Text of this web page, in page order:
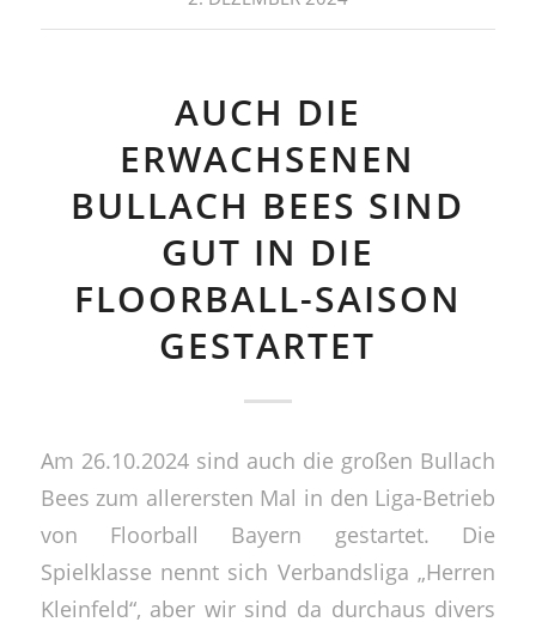
AUCH DIE
ERWACHSENEN
BULLACH BEES SIND
GUT IN DIE
FLOORBALL-SAISON
GESTARTET
Am 26.10.2024 sind auch die großen Bullach
Bees zum allerersten Mal in den Liga-Betrieb
von Floorball Bayern gestartet. Die
Spielklasse nennt sich Verbandsliga „Herren
Kleinfeld“, aber wir sind da durchaus divers